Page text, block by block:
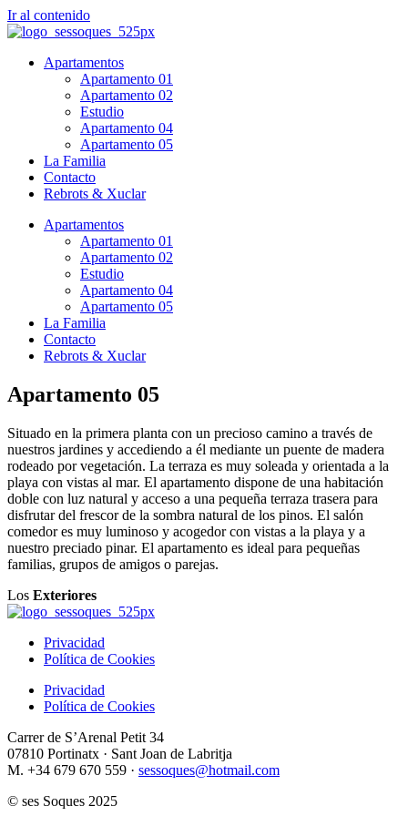
Ir al contenido
Apartamentos
Apartamento 01
Apartamento 02
Estudio
Apartamento 04
Apartamento 05
La Familia
Contacto
Rebrots & Xuclar
Apartamentos
Apartamento 01
Apartamento 02
Estudio
Apartamento 04
Apartamento 05
La Familia
Contacto
Rebrots & Xuclar
Apartamento 05
Situado en la primera planta con un precioso camino a través de
nuestros jardines y accediendo a él mediante un puente de madera
rodeado por vegetación. La terraza es muy soleada y orientada a la
playa con vistas al mar. El apartamento dispone de una habitación
doble con luz natural y acceso a una pequeña terraza trasera para
disfrutar del frescor de la sombra natural de los pinos. El salón
comedor es muy luminoso y acogedor con vistas a la playa y a
nuestro preciado pinar. El apartamento es ideal para pequeñas
familias, grupos de amigos o parejas.
Los Exteriores
Privacidad
Política de Cookies
Privacidad
Política de Cookies
Carrer de S’Arenal Petit 34
07810 Portinatx · Sant Joan de Labritja
M. +34 679 670 559 · sessoques@hotmail.com
© ses Soques 2025